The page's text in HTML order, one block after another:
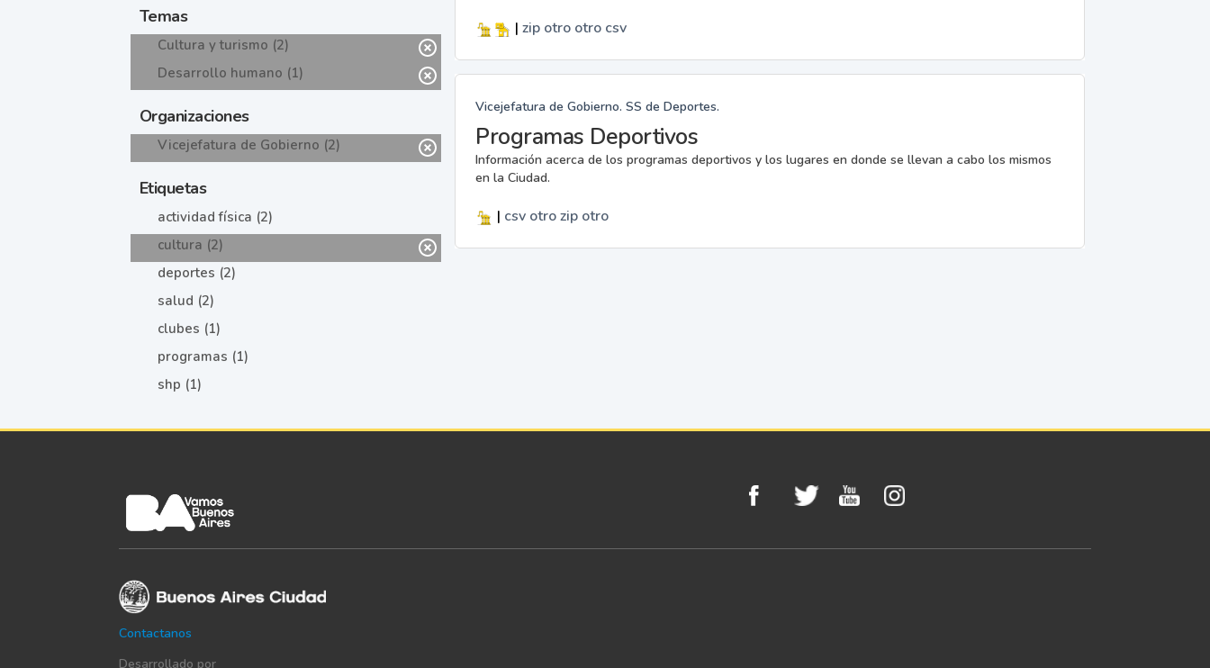
Temas
Cultura y turismo (2)
Desarrollo humano (1)
Organizaciones
Vicejefatura de Gobierno (2)
Etiquetas
actividad física (2)
cultura (2)
deportes (2)
salud (2)
clubes (1)
programas (1)
shp (1)
| zip otro otro csv
Vicejefatura de Gobierno. SS de Deportes.
Programas Deportivos
Información acerca de los programas deportivos y los lugares en donde se llevan a cabo los mismos
en la Ciudad.
| csv otrozip otro
Contactanos
Desarrollado por